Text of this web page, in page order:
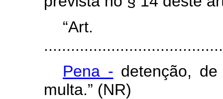
Pena - detenção,
multa.” (NR)